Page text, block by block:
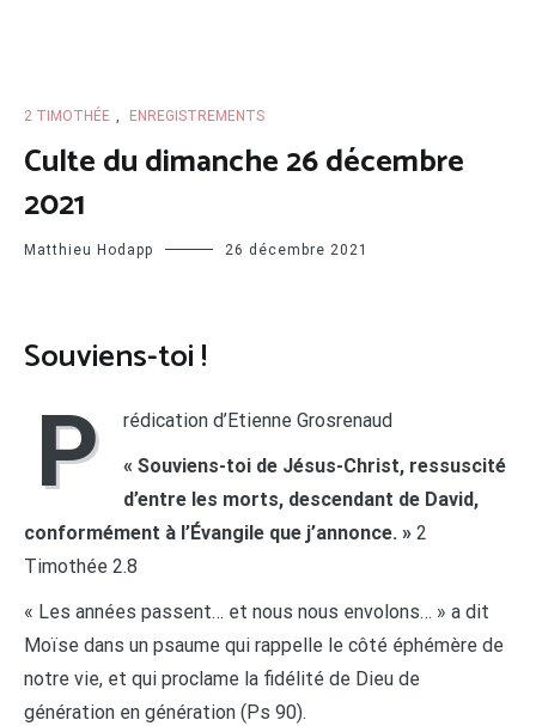
2 TIMOTHÉE , ENREGISTREMENTS
Culte du dimanche 26 décembre
2021
Matthieu Hodapp 26 décembre 2021
Souviens-toi !
P
rédication d’Etienne Grosrenaud
« Souviens-toi de Jésus-Christ, ressuscité
d’entre les morts, descendant de David,
conformément à l’Évangile que j’annonce. » 2
Timothée 2.8
« Les années passent… et nous nous envolons… » a dit
Moïse dans un psaume qui rappelle le côté éphémère de
notre vie, et qui proclame la fidélité de Dieu de
génération en génération (Ps 90).